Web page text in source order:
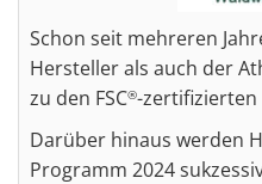
Schon seit mehreren
Hersteller als auch der
zu den FSC®-zertifizierten
Darüber hinaus werden
Programm 2024